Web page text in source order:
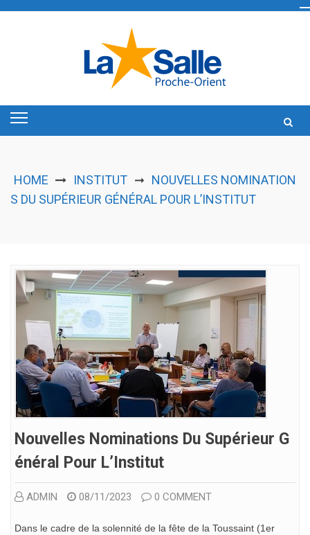
HOME INSTITUT ➞ NOUVELLES NOMINATION
S DU SUPÉRIEUR GÉNÉRAL POUR L’INSTITUT
Nouvelles Nominations Du Supérieur G
Énéral Pour L’Institut
ADMIN 08/11/2023 0 COMMENT
Dans le cadre de la solennité de la fête de la Toussaint (1er